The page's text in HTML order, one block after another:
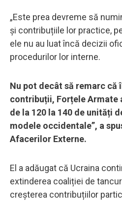
„Este prea devreme să
și contribuțiile lor practice,
ele nu au luat încă decizii
procedurilor lor interne.
Nu pot decât să remarc că
contribuții, Forțele Armate
de la 120 la 140 de unități
modele occidentale”, a
Afacerilor Externe.
El a adăugat că Ucraina
extinderea coaliției de
creșterea contribuțiilor